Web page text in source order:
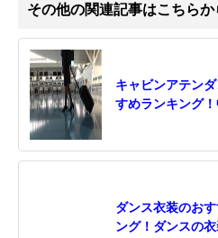
その他の関連記事はこちらか
キャビンアテン
すめランキング
ダンス衣装のお
ング！ダンスの